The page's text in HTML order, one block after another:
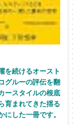
を続けるオースト
グルーの評伝を翻
ースタイルの根底
育まれてきた揺る
した一冊です。